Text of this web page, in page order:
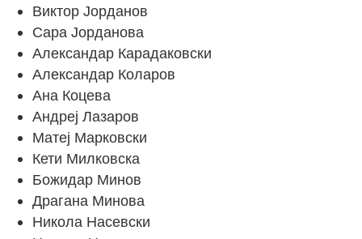
Виктор Јорданов
Сара Јорданова
Александар Карадаковски
Александар Коларов
Ана Коцева
Андреј Лазаров
Матеј Марковски
Кети Милковска
Божидар Минов
Драгана Минова
Никола Насевски